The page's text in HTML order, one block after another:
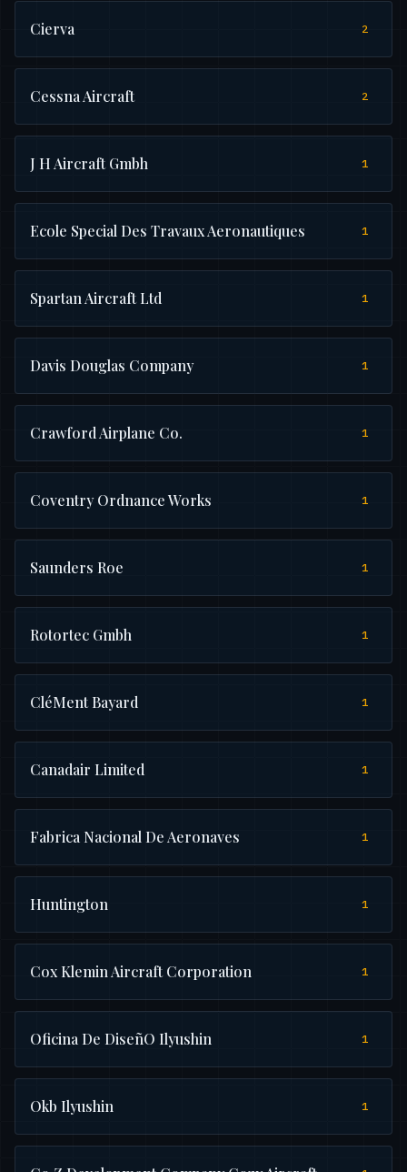
Cierva 2
Cessna Aircraft 2
J H Aircraft Gmbh 1
Ecole Special Des Travaux Aeronautiques 1
Spartan Aircraft Ltd 1
Davis Douglas Company 1
Crawford Airplane Co. 1
Coventry Ordnance Works 1
Saunders Roe 1
Rotortec Gmbh 1
CléMent Bayard 1
Canadair Limited 1
Fabrica Nacional De Aeronaves 1
Huntington 1
Cox Klemin Aircraft Corporation 1
Oficina De DiseñO Ilyushin 1
Okb Ilyushin 1